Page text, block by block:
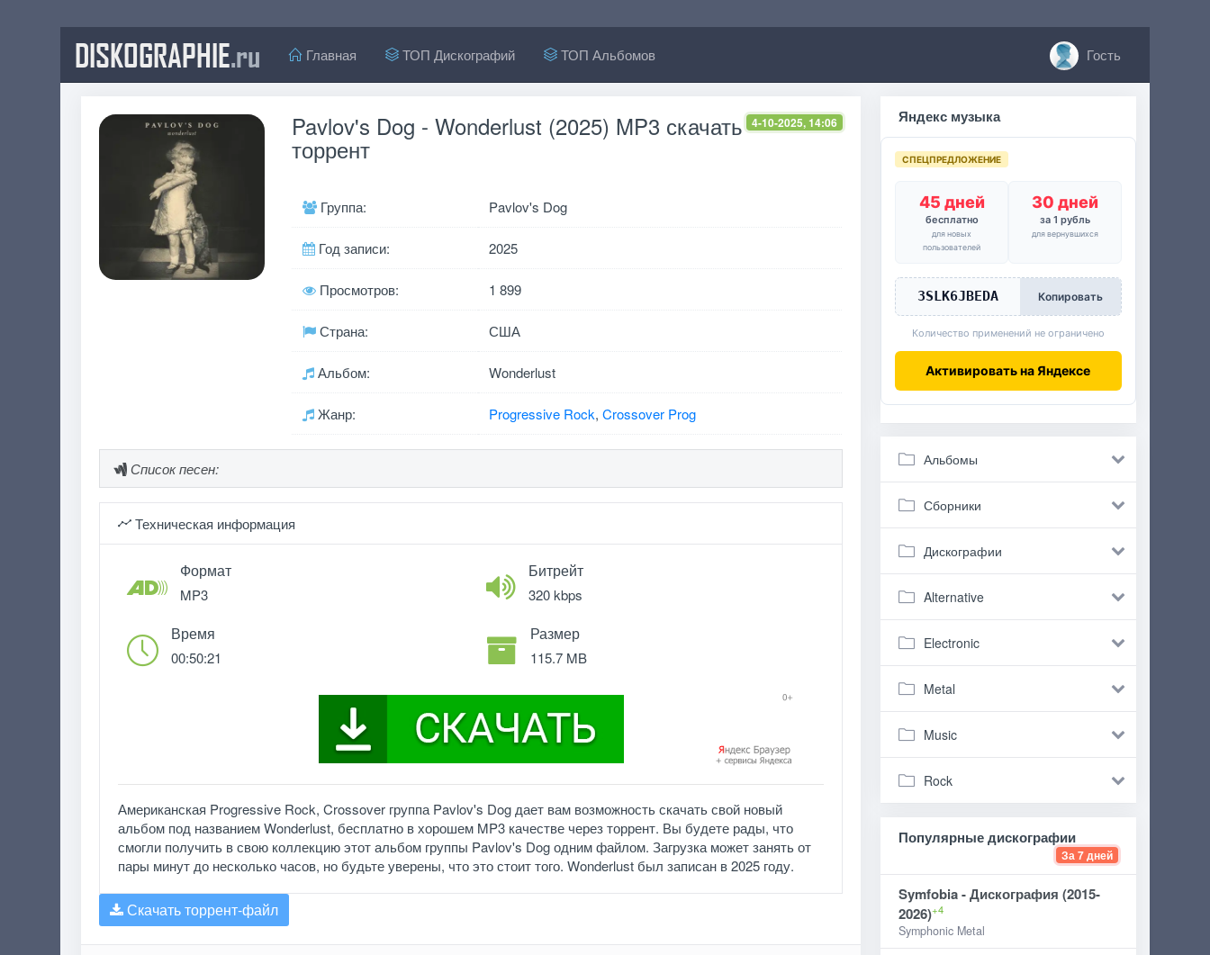
DISKOGRAPHIE.ru Главная ТОП Дискографий ТОП Альбомов Гость
4-10-2025, 14:06
Pavlov's Dog - Wonderlust (2025) MP3 скачать
торрент
Группа: Pavlov's Dog
Год записи: 2025
Просмотров: 1 899
Страна: США
Альбом: Wonderlust
Жанр: Progressive Rock, Crossover Prog
Список песен:
Техническая информация
Формат
MP3
Битрейт
320 kbps
Время
00:50:21
Размер
115.7 MB
Американская Progressive Rock, Crossover группа Pavlov's Dog дает вам возможность скачать свой новый
альбом под названием Wonderlust, бесплатно в хорошем MP3 качестве через торрент. Вы будете рады, что
смогли получить в свою коллекцию этот альбом группы Pavlov's Dog одним файлом. Загрузка может занять от
пары минут до несколько часов, но будьте уверены, что это стоит того. Wonderlust был записан в 2025 году.
Скачать торрент-файл
Яндекс музыка
СПЕЦПРЕДЛОЖЕНИЕ
45 дней
бесплатно
для новых
пользователей
30 дней
за 1 рубль
для вернувшихся
3SLK6JBEDA Копировать
Количество применений не ограничено
Активировать на Яндексе
Альбомы
Сборники
Дискографии
Alternative
Electronic
Metal
Music
Rock
Популярные дискографии
За 7 дней
Symfobia - Дискография (2015-
2026)+4
Symphonic Metal